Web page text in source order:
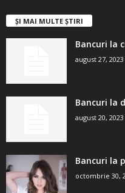
ȘI MAI MULTE ȘTIRI
Bancuri la
august 27, 2023
Bancuri la
august 20, 2023
Bancuri la
octombrie 30,